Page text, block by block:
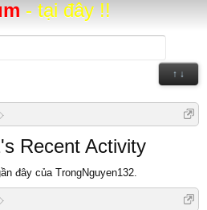
- tại đây !!
↑ ↓
Recent Activity
đây của TrongNguyen132.